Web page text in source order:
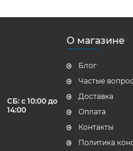
СБ: с 10:00 до
14:00
О магазине
Блог
Частые
Доставка
Оплата
Контакты
Политика